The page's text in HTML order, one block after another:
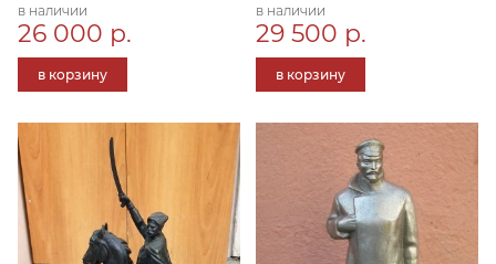
в наличии
26 000 р.
в корзину
в наличии
29 500 р.
в корзину